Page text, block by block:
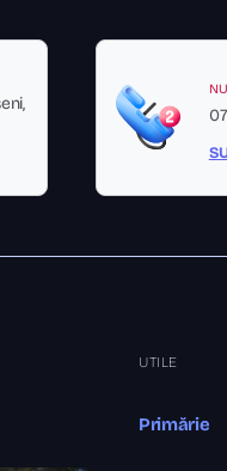
UTILE
Primărie